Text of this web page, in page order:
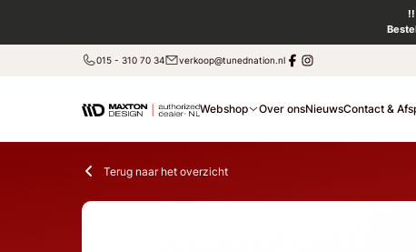
015 - 310 70 34 verkoop@tunednation.nl
Webshop Over onsNieuwsContact &
Terug naar het overzicht